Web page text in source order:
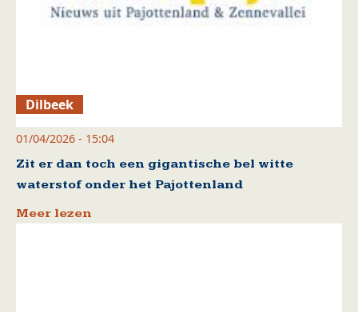
Dilbeek
01/04/2026 - 15:04
Zit er dan toch een gigantische bel witte
waterstof onder het Pajottenland
Meer lezen